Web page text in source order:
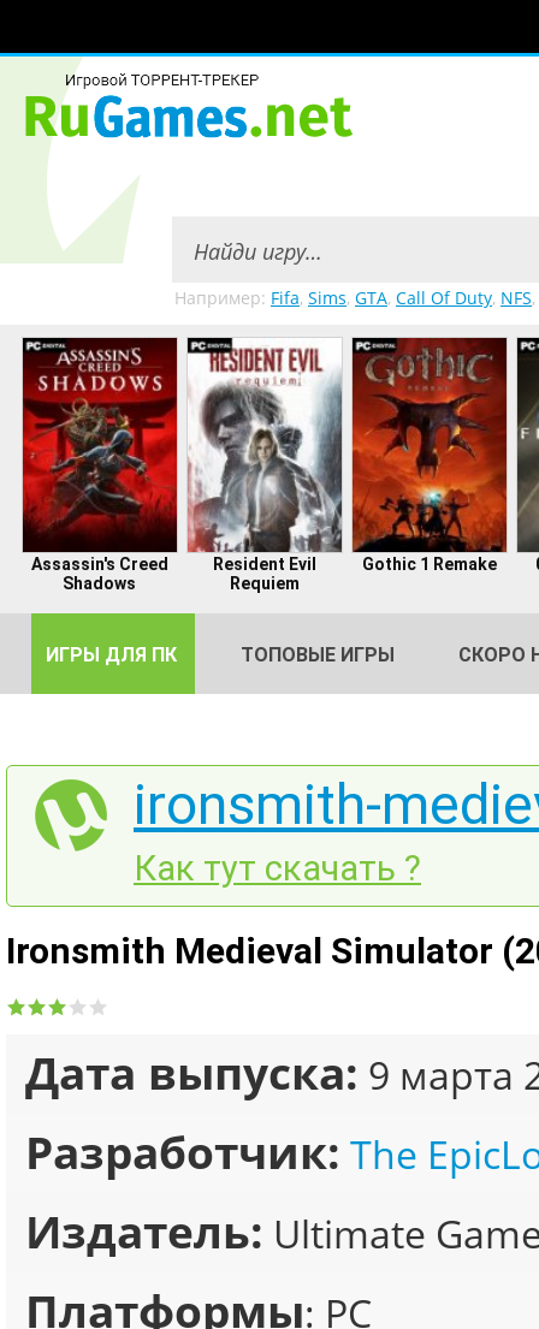
Например: Fifa, Sims, GTA, Call Of Duty, NFS,
Assassin's Creed
Shadows
Resident Evil
Requiem
Gothic 1 Remake
ИГРЫ ДЛЯ ПК ТОПОВЫЕ ИГРЫ СКОРО
ironsmith-
Как тут скачать ?
Ironsmith Medieval Simulator
Дата выпуска: 9 марта
Разработчик: The
Издатель: Ultimate
Платформы: PC